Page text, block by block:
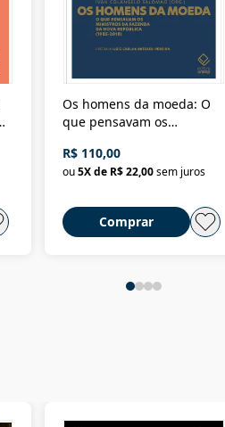
Os homens da moeda: O
que pensavam os
Nova República (1985-
2018)
R$ 110,00
ou5X de R$ 22,00sem juros
Comprar